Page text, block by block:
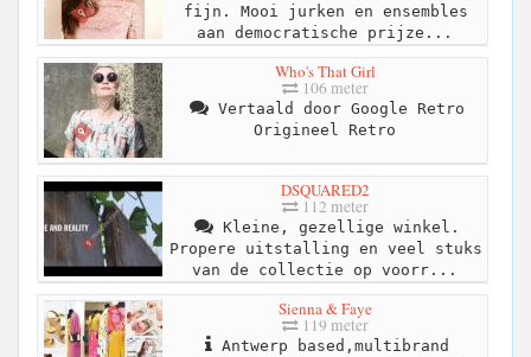
fijn. Mooi jurken en ensembles
aan democratische prijze...
Who's That Girl
106 meter
Vertaald door Google Retro
Origineel Retro
DSQUARED2
112 meter
Kleine, gezellige winkel.
Propere uitstalling en veel stuks
van de collectie op voorr...
Sienna & Faye
119 meter
Antwerp based,multibrand